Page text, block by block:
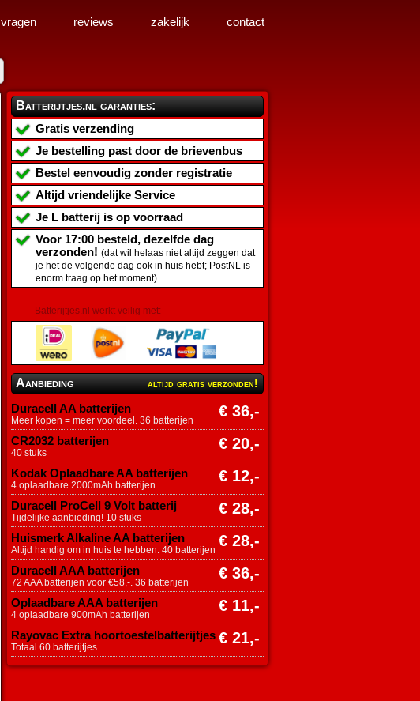
Batterijtjes.nl garanties:
Gratis verzending
Je bestelling past door de brievenbus
Bestel eenvoudig zonder registratie
Altijd vriendelijke Service
Je L batterij is op voorraad
Voor 17:00 besteld, dezelfde dag
verzonden! (dat wil helaas niet altijd zeggen dat
je het de volgende dag ook in huis hebt; PostNL is
enorm traag op het moment)
Batterijtjes.nl werkt veilig met:
Aanbieding altijd gratis verzonden!
Duracell AA batterijen € 36,-
Meer kopen = meer voordeel. 36 batterijen
CR2032 batterijen € 20,-
40 stuks
Kodak Oplaadbare AA batterijen € 12,-
4 oplaadbare 2000mAh batterijen
Duracell ProCell 9 Volt batterij € 28,-
Tijdelijke aanbieding! 10 stuks
Huismerk Alkaline AA batterijen € 28,-
Altijd handig om in huis te hebben. 40 batterijen
Duracell AAA batterijen € 36,-
72 AAA batterijen voor €58,-. 36 batterijen
Oplaadbare AAA batterijen € 11,-
4 oplaadbare 900mAh batterijen
Rayovac Extra hoortoestelbatterijtjes € 21,-
Totaal 60 batterijtjes
vragen reviews zakelijk contact